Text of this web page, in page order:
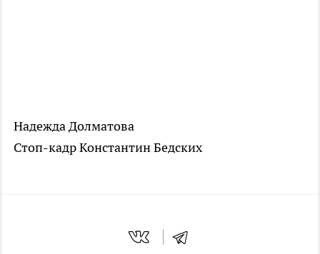
Надежда Долматова
Стоп-кадр Константин Бедских